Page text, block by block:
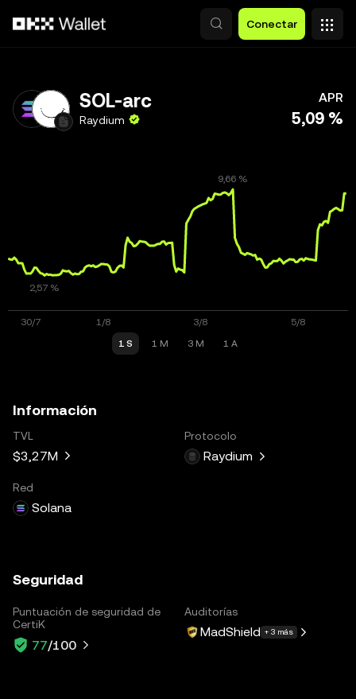
Conectar
SOL-arc
Raydium
APR
5,09 %
1 S 1 M 3 M 1 A
Información
TVL
$3,27M
Protocolo
Raydium
Red
Solana
Seguridad
Puntuación de seguridad de
CertiK
77/100
Auditorías
MadShield + 3 más